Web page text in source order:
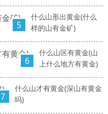
5
什么山形出黄金(什么
样的山有金矿)
6
什么山区有黄金(山
上什么地方有黄金)
7
什么山才有黄金(深山有黄金
吗)